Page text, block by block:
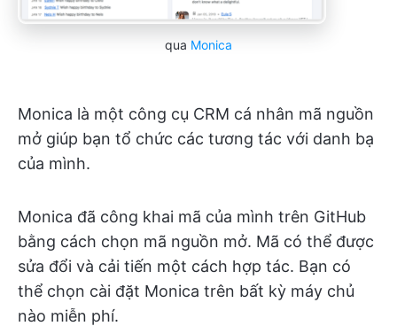
qua Monica
Monica là một công cụ CRM cá nhân mã nguồn
mở giúp bạn tổ chức các tương tác với danh bạ
của mình.
Monica đã công khai mã của mình trên GitHub
bằng cách chọn mã nguồn mở. Mã có thể được
sửa đổi và cải tiến một cách hợp tác. Bạn có
thể chọn cài đặt Monica trên bất kỳ máy chủ
nào miễn phí.